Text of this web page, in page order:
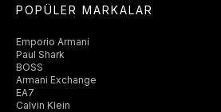
POPÜLER MARKALAR
Emporio Armani
Paul Shark
BOSS
Armani Exchange
EA7
Calvin Klein